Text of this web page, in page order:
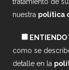
nuestra política
ENTIENDO
como se
detalle en la